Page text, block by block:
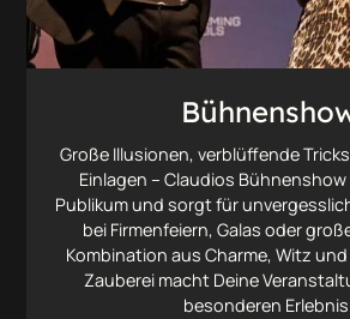
Große Illusionen, verblüffende
Einlagen – Claudios
Publikum und sorgt für
bei Firmenfeiern, Galas oder
Kombination aus Charme, Witz
Zauberei macht Deine
besonderen